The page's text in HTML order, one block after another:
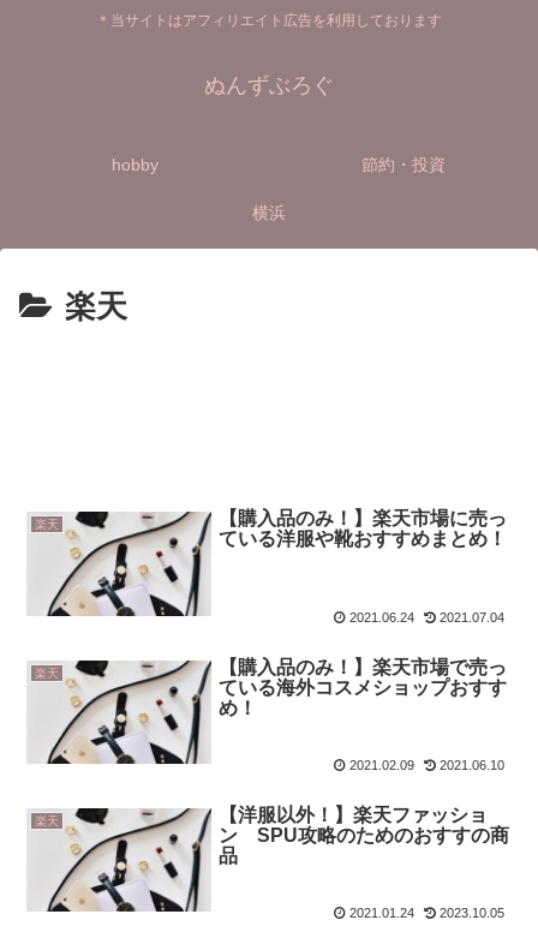
＊当サイトはアフィリエイト広告を利用しております
ぬんずぶろぐ
hobby 節約・投資
横浜
楽天
楽天
【購入品のみ！】楽天市場に売っ
ている洋服や靴おすすめまとめ！
2021.06.24 2021.07.04
楽天
【購入品のみ！】楽天市場で売っ
ている海外コスメショップおすす
め！
2021.02.09 2021.06.10
楽天
【洋服以外！】楽天ファッショ
ン SPU攻略のためのおすすの商
品
2021.01.24 2023.10.05